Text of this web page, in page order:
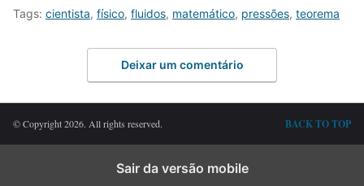
Tags: cientista, físico, fluidos, matemático, pressões, teorema
Deixar um comentário
© Copyright 2026. All rights reserved. BACK TO TOP
Sair da versão mobile